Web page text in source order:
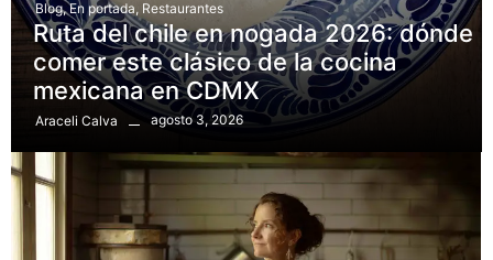
Blog, En portada Restaurantes
Ruta del chile en nogada 2026: dónde
comer este clásico de la cocina
mexicana en CDMX
Araceli Calva agosto 3, 2026